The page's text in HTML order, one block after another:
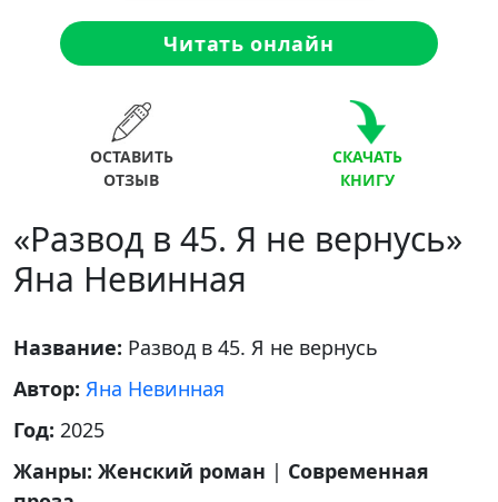
Читать онлайн
ОСТАВИТЬ
ОТЗЫВ
СКАЧАТЬ
КНИГУ
«Развод в 45. Я не вернусь»
Яна Невинная
Название: Развод в 45. Я не вернусь
Автор: Яна Невинная
Год: 2025
Жанры: Женский роман | Современная